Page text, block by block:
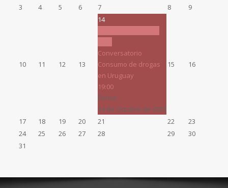
3
4 5 6 7 8 9
10 11 12 13
14
Conversatorio
Consumo de drogas
en Uruguay
19:00
Fecha :
14 de Octubre de 2022
15 16
17 18 19 20 21 22
23
24
25 26 27 28 29
30
31